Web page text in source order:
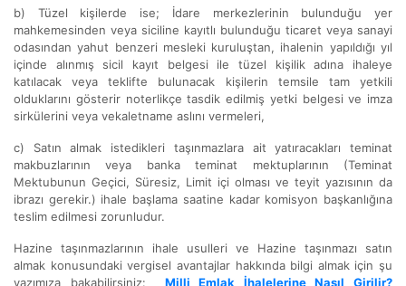
b) Tüzel kişilerde ise; İdare merkezlerinin bulunduğu yer
mahkemesinden veya siciline kayıtlı bulunduğu ticaret veya sanayi
odasından yahut benzeri mesleki kuruluştan, ihalenin yapıldığı yıl
içinde alınmış sicil kayıt belgesi ile tüzel kişilik adına ihaleye
katılacak veya teklifte bulunacak kişilerin temsile tam yetkili
olduklarını gösterir noterlikçe tasdik edilmiş yetki belgesi ve imza
sirkülerini veya vekaletname aslını vermeleri,
c) Satın almak istedikleri taşınmazlara ait yatıracakları teminat
makbuzlarının veya banka teminat mektuplarının (Teminat
Mektubunun Geçici, Süresiz, Limit içi olması ve teyit yazısının da
ibrazı gerekir.) ihale başlama saatine kadar komisyon başkanlığına
teslim edilmesi zorunludur.
Hazine taşınmazlarının ihale usulleri ve Hazine taşınmazı satın
almak konusundaki vergisel avantajlar hakkında bilgi almak için şu
yazımıza bakabilirsiniz: Milli Emlak İhalelerine Nasıl Girilir?